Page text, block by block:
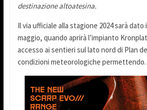
destinazione altoatesina.
Il via ufficiale alla stagione 2024 sarà dato
maggio, quando aprirà l’impianto
accesso ai sentieri sul lato nord di Plan
condizioni meteorologiche permettendo.